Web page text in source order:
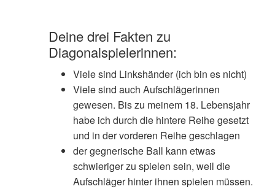
Deine drei Fakten zu
Diagonalspielerinnen:
Viele sind Linkshänder (ich bin es nicht)
Viele sind auch Aufschlägerinnen
gewesen. Bis zu meinem 18. Lebensjahr
habe ich durch die hintere Reihe gesetzt
und in der vorderen Reihe geschlagen
der gegnerische Ball kann etwas
schwieriger zu spielen sein, weil die
Aufschläger hinter ihnen spielen müssen.